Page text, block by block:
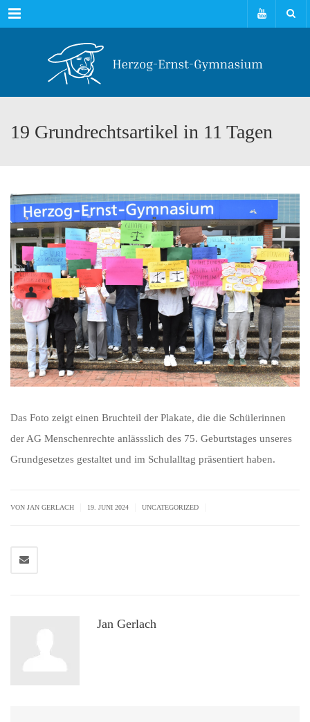
Menu
19 Grundrechtsartikel in 11 Tagen
Das Foto zeigt einen Bruchteil der Plakate, die die Schülerinnen
der AG Menschenrechte anlässslich des 75. Geburtstages unseres
Grundgesetzes gestaltet und im Schulalltag präsentiert haben.
VON JAN GERLACH 19. JUNI 2024 UNCATEGORIZED
Jan Gerlach